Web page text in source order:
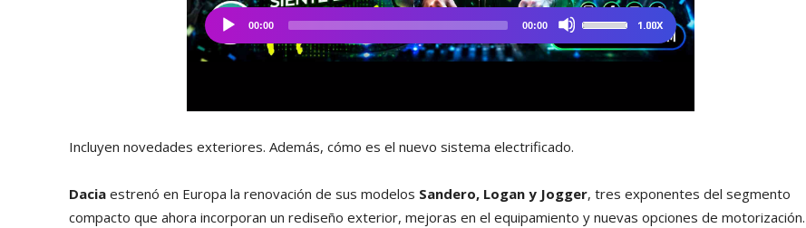
Incluyen novedades exteriores. Además, cómo es el nuevo sistema electrificado.
Dacia estrenó en Europa la renovación de sus modelos Sandero, Logan y Jogger, tres exponentes del segmento
compacto que ahora incorporan un rediseño exterior, mejoras en el equipamiento y nuevas opciones de motorización.